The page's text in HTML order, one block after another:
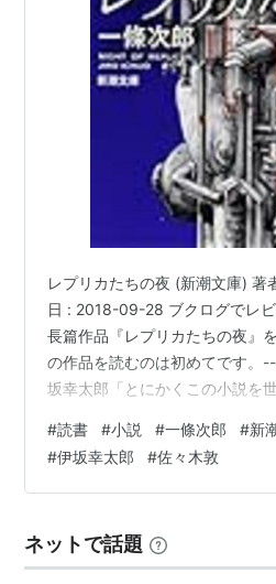
レプリカたちの夜 (新潮文庫) 著
日 : 2018-09-28 ブクログでレ
長篇作品『レプリカたちの夜』
の作品を読むのは初めてです
坂幸太郎「とにかくこの小説を
なあ、と感じるほど僕はこの作
選考委員絶賛の驚異の新人、第2
賞作!!動物レプリカ工場に勤め
か、産業スパイか。「シロクマ
#読書 #小説 #一條次郎 #新
#伊坂幸太郎 #佐々木敦
ネットで話題